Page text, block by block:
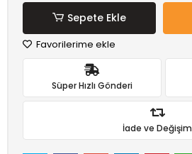
Sepete Ekle
Favorilerime ekle
Süper Hızlı Gönderi
İade ve Değişim